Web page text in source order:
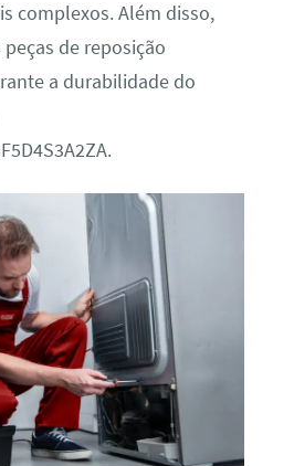
complexos. Além disso,
de reposição
a durabilidade do